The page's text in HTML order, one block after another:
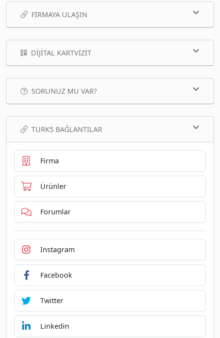
FIRMAYA ULAŞIN
DIJITAL KARTVIZIT
SORUNUZ MU VAR?
TURK5 BAĞLANTILAR
Firma
Ürünler
Forumlar
Instagram
Facebook
Twitter
Linkedin